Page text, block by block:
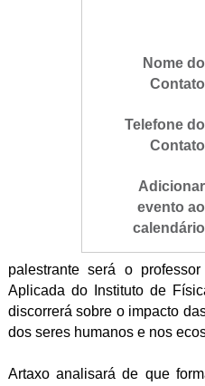
Nome do
Contato
Telefone do
Contato
Adicionar
evento ao
calendário
palestrante será o
Aplicada do Instituto de
discorrerá sobre o impacto
dos seres humanos e nos
Artaxo analisará de que